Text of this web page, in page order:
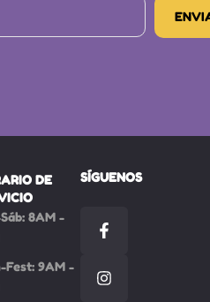
DE
SÍGUENOS
8AM -
Fest: 9AM -